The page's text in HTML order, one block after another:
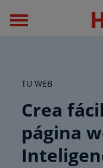
TU WEB
Crea
página